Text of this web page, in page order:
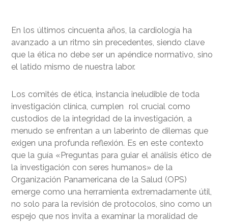
En los últimos cincuenta años, la cardiología ha
avanzado a un ritmo sin precedentes, siendo clave
que la ética no debe ser un apéndice normativo, sino
el latido mismo de nuestra labor.
Los comités de ética, instancia ineludible de toda
investigación clínica, cumplen rol crucial como
custodios de la integridad de la investigación, a
menudo se enfrentan a un laberinto de dilemas que
exigen una profunda reflexión. Es en este contexto
que la guía «Preguntas para guiar el análisis ético de
la investigación con seres humanos» de la
Organización Panamericana de la Salud (OPS)
emerge como una herramienta extremadamente útil,
no solo para la revisión de protocolos, sino como un
espejo que nos invita a examinar la moralidad de